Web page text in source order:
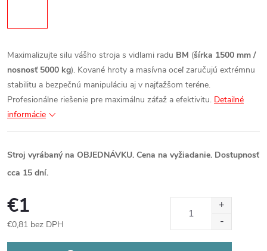
Maximalizujte silu vášho stroja s vidlami radu BM (šírka 1500 mm /
nosnosť 5000 kg). Kované hroty a masívna oceľ zaručujú extrémnu
stabilitu a bezpečnú manipuláciu aj v najťažšom teréne.
Profesionálne riešenie pre maximálnu záťaž a efektivitu. Detailné
informácie
Stroj vyrábaný na OBJEDNÁVKU. Cena na vyžiadanie. Dostupnosť
cca 15 dní.
€1
€0,81 bez DPH